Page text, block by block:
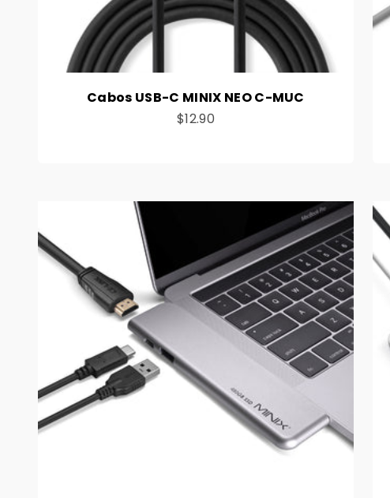
Cabos USB-C MINIX NEO C-MUC
Preço de venda
$12.90